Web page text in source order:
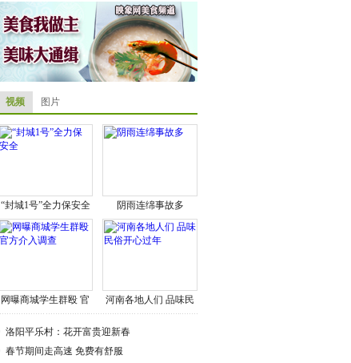
视频 图片
“封城1号”全力保安全 阴雨连绵事故多
网曝商城学生群殴 官
方介入调查
河南各地人们 品味民
俗开心过年
洛阳平乐村：花开富贵迎新春
春节期间走高速 免费有舒服